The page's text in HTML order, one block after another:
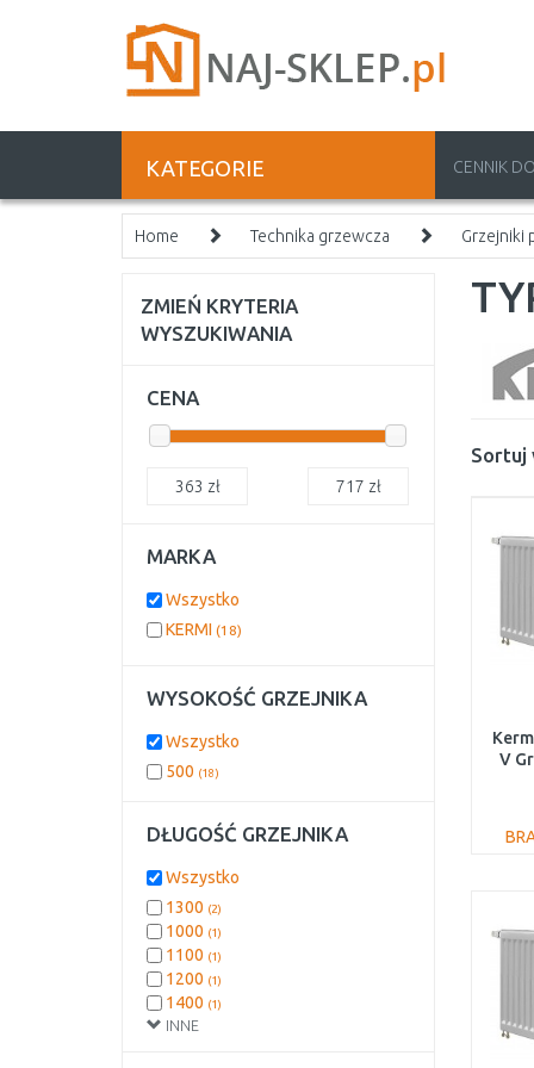
KATEGORIE CENNIK
Home Technika grzewcza Grzejniki
Sortuj
V
ZMIEŃ KRYTERIA
WYSZUKIWANIA
CENA
363 zł 717 zł
MARKA
Wszystko
KERMI (18)
WYSOKOŚĆ GRZEJNIKA
Wszystko
500 (18)
DŁUGOŚĆ GRZEJNIKA
INNE
Wszystko
1300 (2)
1000 (1)
1100 (1)
1200 (1)
1400 (1)
1600